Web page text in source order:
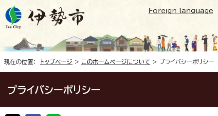
Foreign language
現在の位置： トップページ > このホームページについて > プライバシーポリシー
プライバシーポリシー